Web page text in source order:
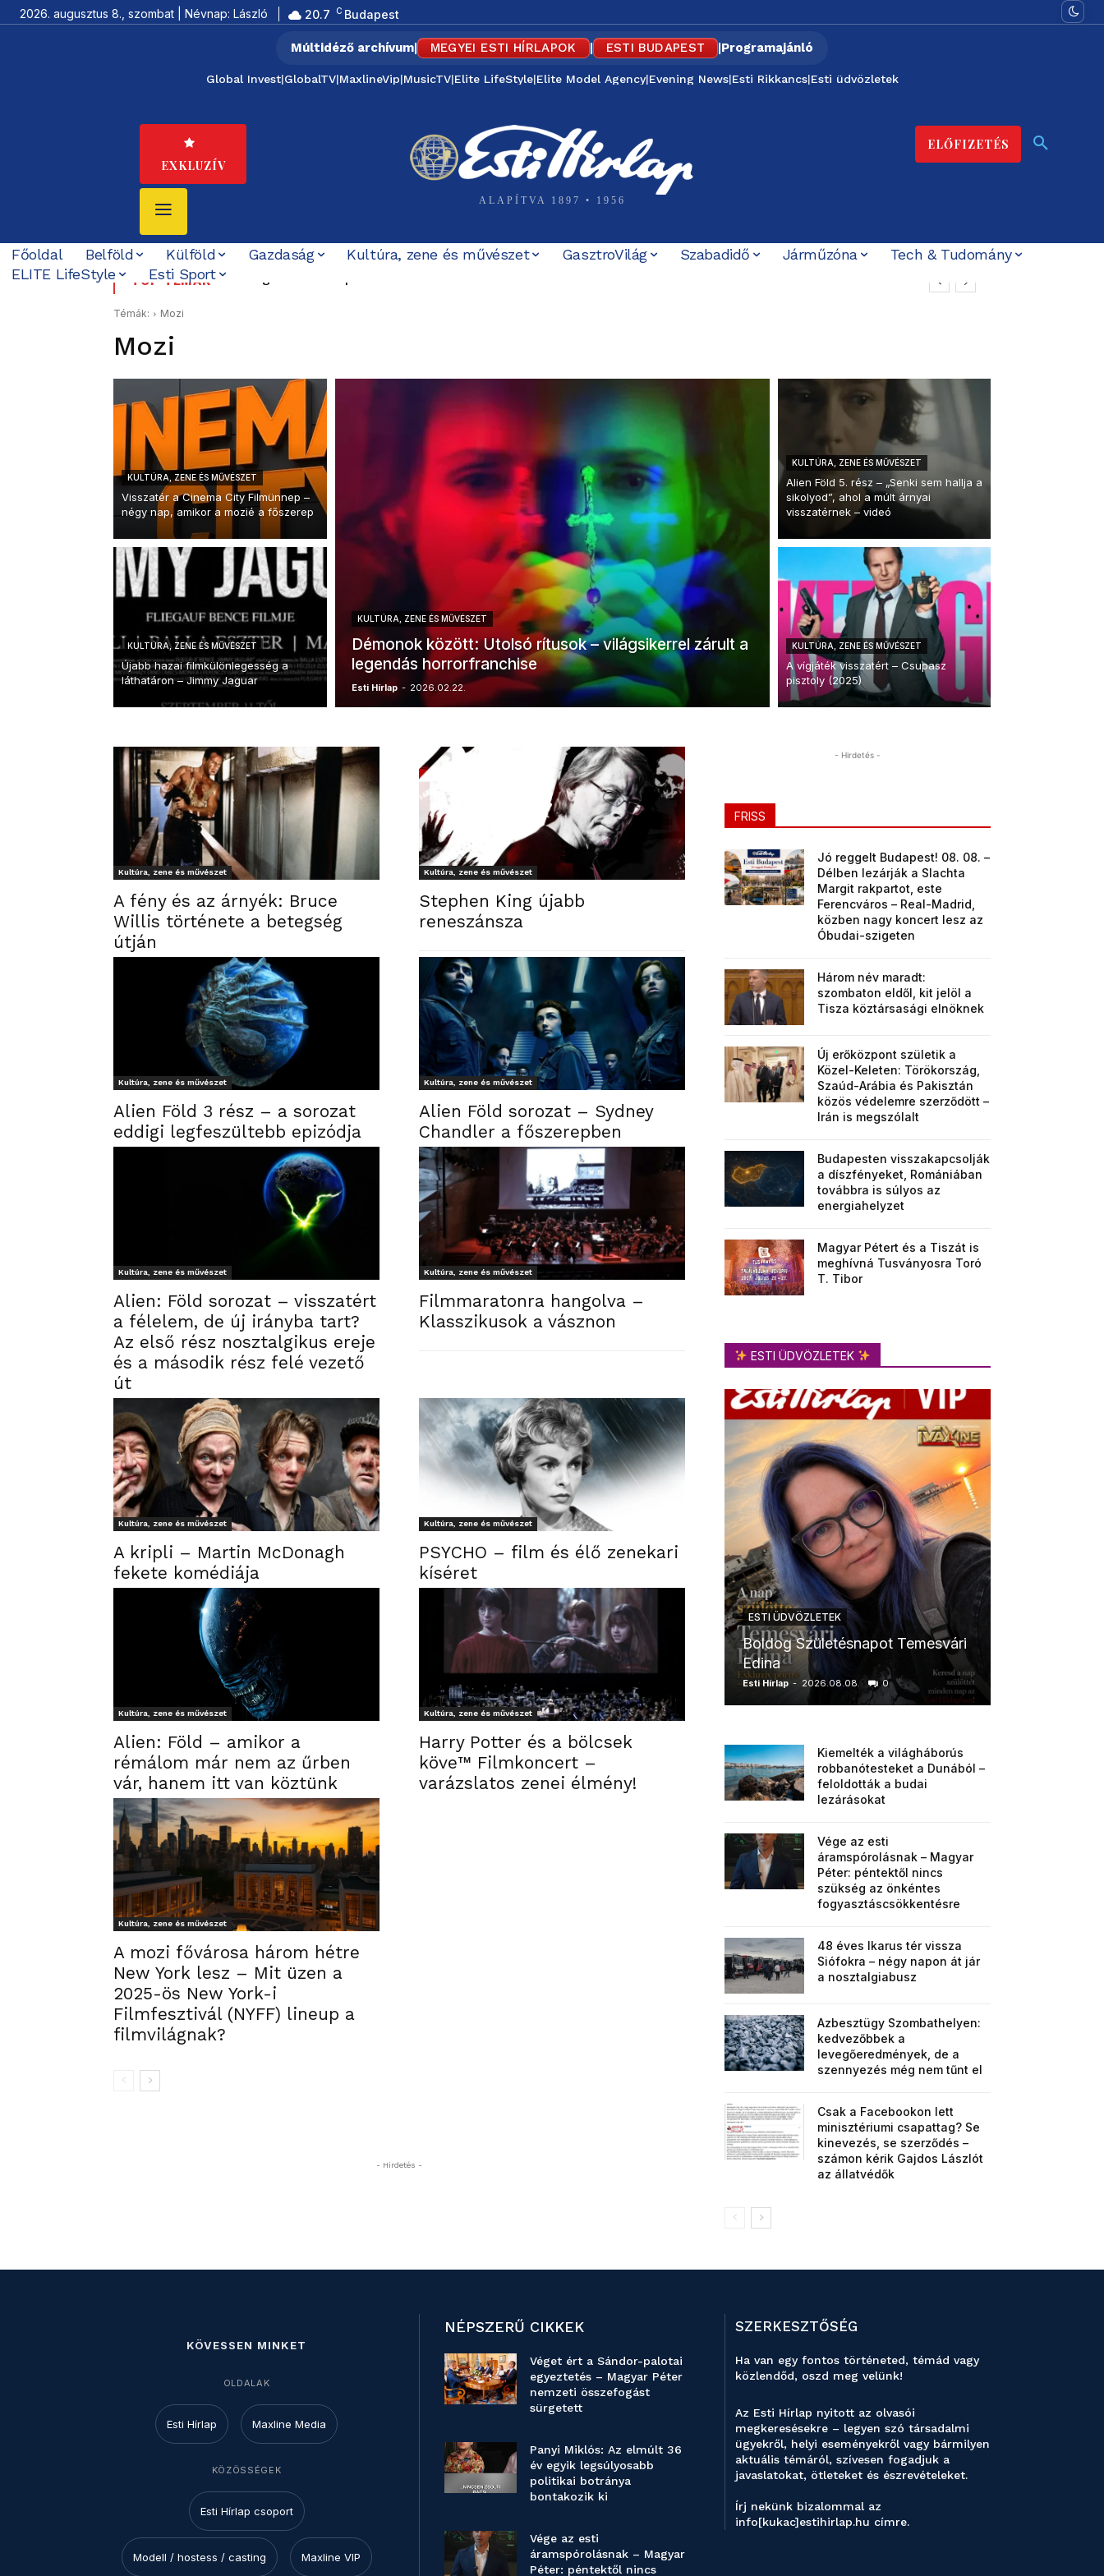
2026. augusztus 8., szombat | Névnap: László 20.7 C Budapest
Múltidéző archívum| MEGYEI ESTI HÍRLAPOK | ESTI BUDAPEST |Programajánló
Global Invest|GlobalTV|MaxlineVip|MusicTV|Elite LifeStyle|Elite Model Agency|Evening News|Esti Rikkancs|Esti üdvözletek
EXKLUZÍV
ALAPÍTVA 1897 • 1956
ELŐFIZETÉS
Főoldal Belföld Külföld Gazdaság Kultúra, zene és művészet GasztroVilág Szabadidő Járműzóna
Tech & Tudomány
ELITE LifeStyle
Esti Sport
TOP TÉMÁK Boldog Születésnapot Gál Boglárka
Témák: Mozi
Mozi
KULTÚRA, ZENE ÉS MŰVÉSZET
Visszatér a Cinema City Filmünnep –
négy nap, amikor a mozié a főszerep
KULTÚRA, ZENE ÉS MŰVÉSZET
Újabb hazai filmkülönlegesség a
láthatáron – Jimmy Jaguar
KULTÚRA, ZENE ÉS MŰVÉSZET
Démonok között: Utolsó rítusok – világsikerrel zárult a
legendás horrorfranchise
Esti Hírlap - 2026.02.22.
KULTÚRA, ZENE ÉS MŰVÉSZET
Alien Föld 5. rész – „Senki sem hallja a
sikolyod”, ahol a múlt árnyai
visszatérnek – videó
KULTÚRA, ZENE ÉS MŰVÉSZET
A vígjáték visszatért – Csupasz
pisztoly (2025)
Kultúra, zene és művészet
A fény és az árnyék: Bruce
Willis története a betegség
útján
Kultúra, zene és művészet
Stephen King újabb
reneszánsza
Kultúra, zene és művészet
Alien Föld 3 rész – a sorozat
eddigi legfeszültebb epizódja
Kultúra, zene és művészet
Alien Föld sorozat – Sydney
Chandler a főszerepben
Kultúra, zene és művészet
Alien: Föld sorozat – visszatért
a félelem, de új irányba tart?
Az első rész nosztalgikus ereje
és a második rész felé vezető
út
Kultúra, zene és művészet
Filmmaratonra hangolva –
Klasszikusok a vásznon
Kultúra, zene és művészet
A kripli – Martin McDonagh
fekete komédiája
Kultúra, zene és művészet
PSYCHO – film és élő zenekari
kíséret
Kultúra, zene és művészet
Alien: Föld – amikor a
rémálom már nem az űrben
vár, hanem itt van köztünk
Kultúra, zene és művészet
Harry Potter és a bölcsek
köve™ Filmkoncert –
varázslatos zenei élmény!
Kultúra, zene és művészet
A mozi fővárosa három hétre
New York lesz – Mit üzen a
2025-ös New York-i
Filmfesztivál (NYFF) lineup a
filmvilágnak?
- Hirdetés -
- Hirdetés -
FRISS
Jó reggelt Budapest! 08. 08. –
Délben lezárják a Slachta
Margit rakpartot, este
Ferencváros – Real-Madrid,
közben nagy koncert lesz az
Óbudai-szigeten
Három név maradt:
szombaton eldől, kit jelöl a
Tisza köztársasági elnöknek
Új erőközpont születik a
Közel-Keleten: Törökország,
Szaúd-Arábia és Pakisztán
közös védelemre szerződött –
Irán is megszólalt
Budapesten visszakapcsolják
a díszfényeket, Romániában
továbbra is súlyos az
energiahelyzet
Magyar Pétert és a Tiszát is
meghívná Tusványosra Toró
T. Tibor
ESTI ÜDVÖZLETEK
ESTI ÜDVÖZLETEK
Boldog Születésnapot Temesvári
Edina
Esti Hírlap - 2026.08.08. 0
Kiemelték a világháborús
robbanótesteket a Dunából –
feloldották a budai
lezárásokat
Vége az esti
áramspórolásnak – Magyar
Péter: péntektől nincs
szükség az önkéntes
fogyasztáscsökkentésre
48 éves Ikarus tér vissza
Siófokra – négy napon át jár
a nosztalgiabusz
Azbesztügy Szombathelyen:
kedvezőbbek a
levegőeredmények, de a
szennyezés még nem tűnt el
Csak a Facebookon lett
minisztériumi csapattag? Se
kinevezés, se szerződés –
számon kérik Gajdos Lászlót
az állatvédők
KÖVESSEN MINKET
OLDALAK
Esti Hírlap Maxline Media
KÖZÖSSÉGEK
Esti Hírlap csoport
Modell / hostess / casting Maxline VIP
NÉPSZERŰ CIKKEK
Véget ért a Sándor-palotai
egyeztetés – Magyar Péter
nemzeti összefogást
sürgetett
Panyi Miklós: Az elmúlt 36
év egyik legsúlyosabb
politikai botránya
bontakozik ki
Vége az esti
áramspórolásnak – Magyar
Péter: péntektől nincs
SZERKESZTŐSÉG
Ha van egy fontos történeted, témád vagy
közlendőd, oszd meg velünk!
Az Esti Hírlap nyitott az olvasói
megkeresésekre – legyen szó társadalmi
ügyekről, helyi eseményekről vagy bármilyen
aktuális témáról, szívesen fogadjuk a
javaslatokat, ötleteket és észrevételeket.
Írj nekünk bizalommal az
info[kukac]estihirlap.hu címre.